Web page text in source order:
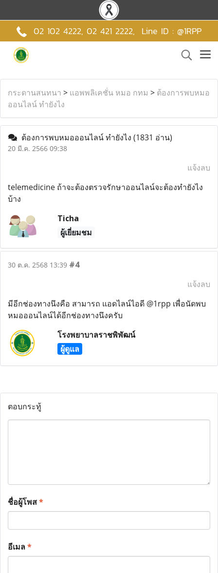
02 102 4222, 02 421 2222, Line ID : @1RPP
กระดานสนทนา > แอพพลิเคชั่น หมอ กทม > ต้องการพบหมอ
ออนไลน์ ทำยังไง
ต้องการพบหมอออนไลน์ ทำยังไง (1831 อ่าน)
20 มี.ค. 2566 09:38
แจ้งลบ
telemedicine ถ้าจะต้องตรวจรักษาออนไลน์จะต้องทำยังไง
บ้าง
Ticha
ผู้เยี่ยมชม
30 ต.ค. 2568 13:39 #4
แจ้งลบ
มีอีกช่องทางนึงคือ สามารถ แอดไลน์ไอดี @1rpp เพื่อนัดพบ
หมอออนไลน์ได้อีกช่องทางนึงครับ
โรงพยาบาลราชพิพัฒน์
ผู้ดูแล
ตอบกระทู้
ชื่อผู้โพส*
อีเมล*